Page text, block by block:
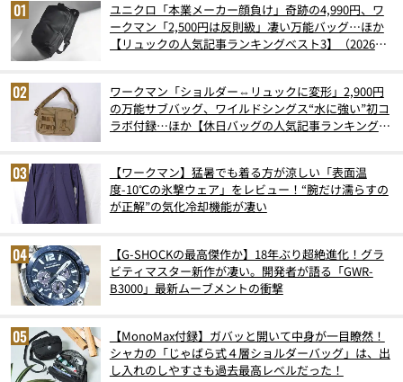
ユニクロ「本業メーカー顔負け」奇跡の4,990円、ワ
ークマン「2,500円は反則級」凄い万能バッグ…ほか
【リュックの人気記事ランキングベスト3】（2026年
ワークマン「ショルダー⇔リュックに変形」2,900円
の万能サブバッグ、ワイルドシングス“水に強い”初コ
ラボ付録…ほか【休日バッグの人気記事ランキングベ
【ワークマン】猛暑でも着る方が涼しい「表面温
度-10℃の氷撃ウェア」をレビュー！“腕だけ濡らすの
が正解”の気化冷却機能が凄い
【G-SHOCKの最高傑作か】18年ぶり超絶進化！グラ
ビティマスター新作が凄い。開発者が語る「GWR-
B3000」最新ムーブメントの衝撃
【MonoMax付録】ガバッと開いて中身が一目瞭然！
シャカの「じゃばら式４層ショルダーバッグ」は、出
し入れのしやすさも過去最高レベルだった！